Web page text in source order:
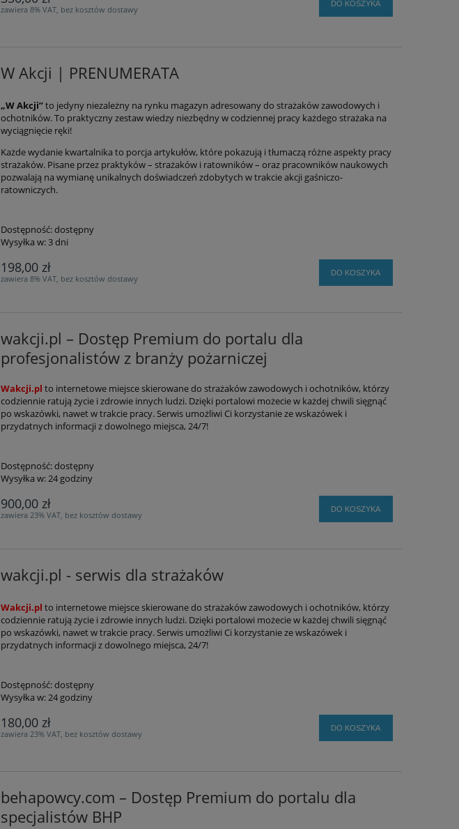
zawiera 8% VAT, bez kosztów dostawy
DO KOSZYKA
W Akcji | PRENUMERATA
„W Akcji”to jedyny niezależny na rynku magazyn adresowany do strażaków zawodowych i
ochotników. To praktyczny zestaw wiedzy niezbędny w codziennej pracy każdego strażaka na
wyciągnięcie ręki!
Każde wydanie kwartalnika to porcja artykułów, które pokazują i tłumaczą różne aspekty pracy
strażaków. Pisane przez praktyków – strażaków i ratowników – oraz pracowników naukowych
pozwalają na wymianę unikalnych doświadczeń zdobytych w trakcie akcji gaśniczo-
ratowniczych.
Dostępność:dostępny
Wysyłka w:3 dni
198,00 zł
zawiera 8% VAT, bez kosztów dostawy
DO KOSZYKA
wakcji.pl – Dostęp Premium do portalu dla
profesjonalistów z branży pożarniczej
Wakcji.pl to internetowe miejsce skierowane do strażaków zawodowych i ochotników, którzy
codziennie ratują życie i zdrowie innych ludzi. Dzięki portalowi możecie w każdej chwili sięgnąć
po wskazówki, nawet w trakcie pracy. Serwis umożliwi Ci korzystanie ze wskazówek i
przydatnych informacji z dowolnego miejsca, 24/7!
Dostępność:dostępny
Wysyłka w:24 godziny
900,00 zł
zawiera 23% VAT, bez kosztów dostawy
DO KOSZYKA
wakcji.pl - serwis dla strażaków
Wakcji.pl to internetowe miejsce skierowane do strażaków zawodowych i ochotników, którzy
codziennie ratują życie i zdrowie innych ludzi. Dzięki portalowi możecie w każdej chwili sięgnąć
po wskazówki, nawet w trakcie pracy. Serwis umożliwi Ci korzystanie ze wskazówek i
przydatnych informacji z dowolnego miejsca, 24/7!
Dostępność:dostępny
Wysyłka w:24 godziny
180,00 zł
zawiera 23% VAT, bez kosztów dostawy
DO KOSZYKA
behapowcy.com – Dostęp Premium do portalu dla
specjalistów BHP